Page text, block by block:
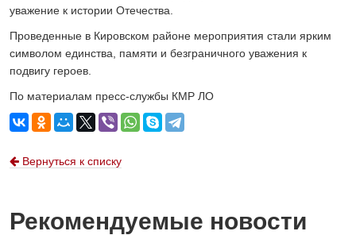
уважение к истории Отечества.
Проведенные в Кировском районе мероприятия стали ярким
символом единства, памяти и безграничного уважения к
подвигу героев.
По материалам пресс-службы КМР ЛО
Вернуться к списку
Рекомендуемые новости